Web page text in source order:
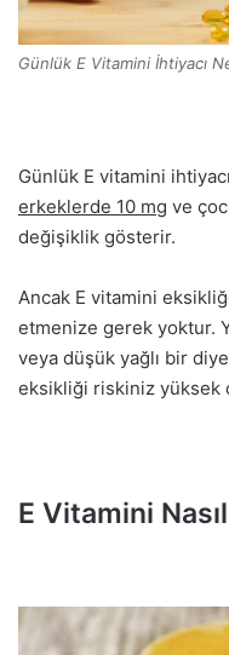
Günlük E Vitamini İhtiyacı
Günlük E vitamini
erkeklerde 10 mg ve
değişiklik gösterir.
Ancak E vitamini
etmenize gerek yoktur.
veya düşük yağlı bir
eksikliği riskiniz yüksek
E Vitamini